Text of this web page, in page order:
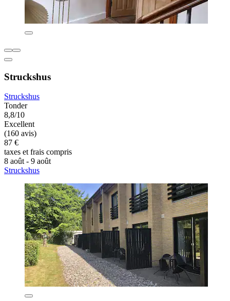
Struckshus
Struckshus
Tonder
8,8/10
Excellent
(160 avis)
87 €
taxes et frais compris
8 août - 9 août
Struckshus